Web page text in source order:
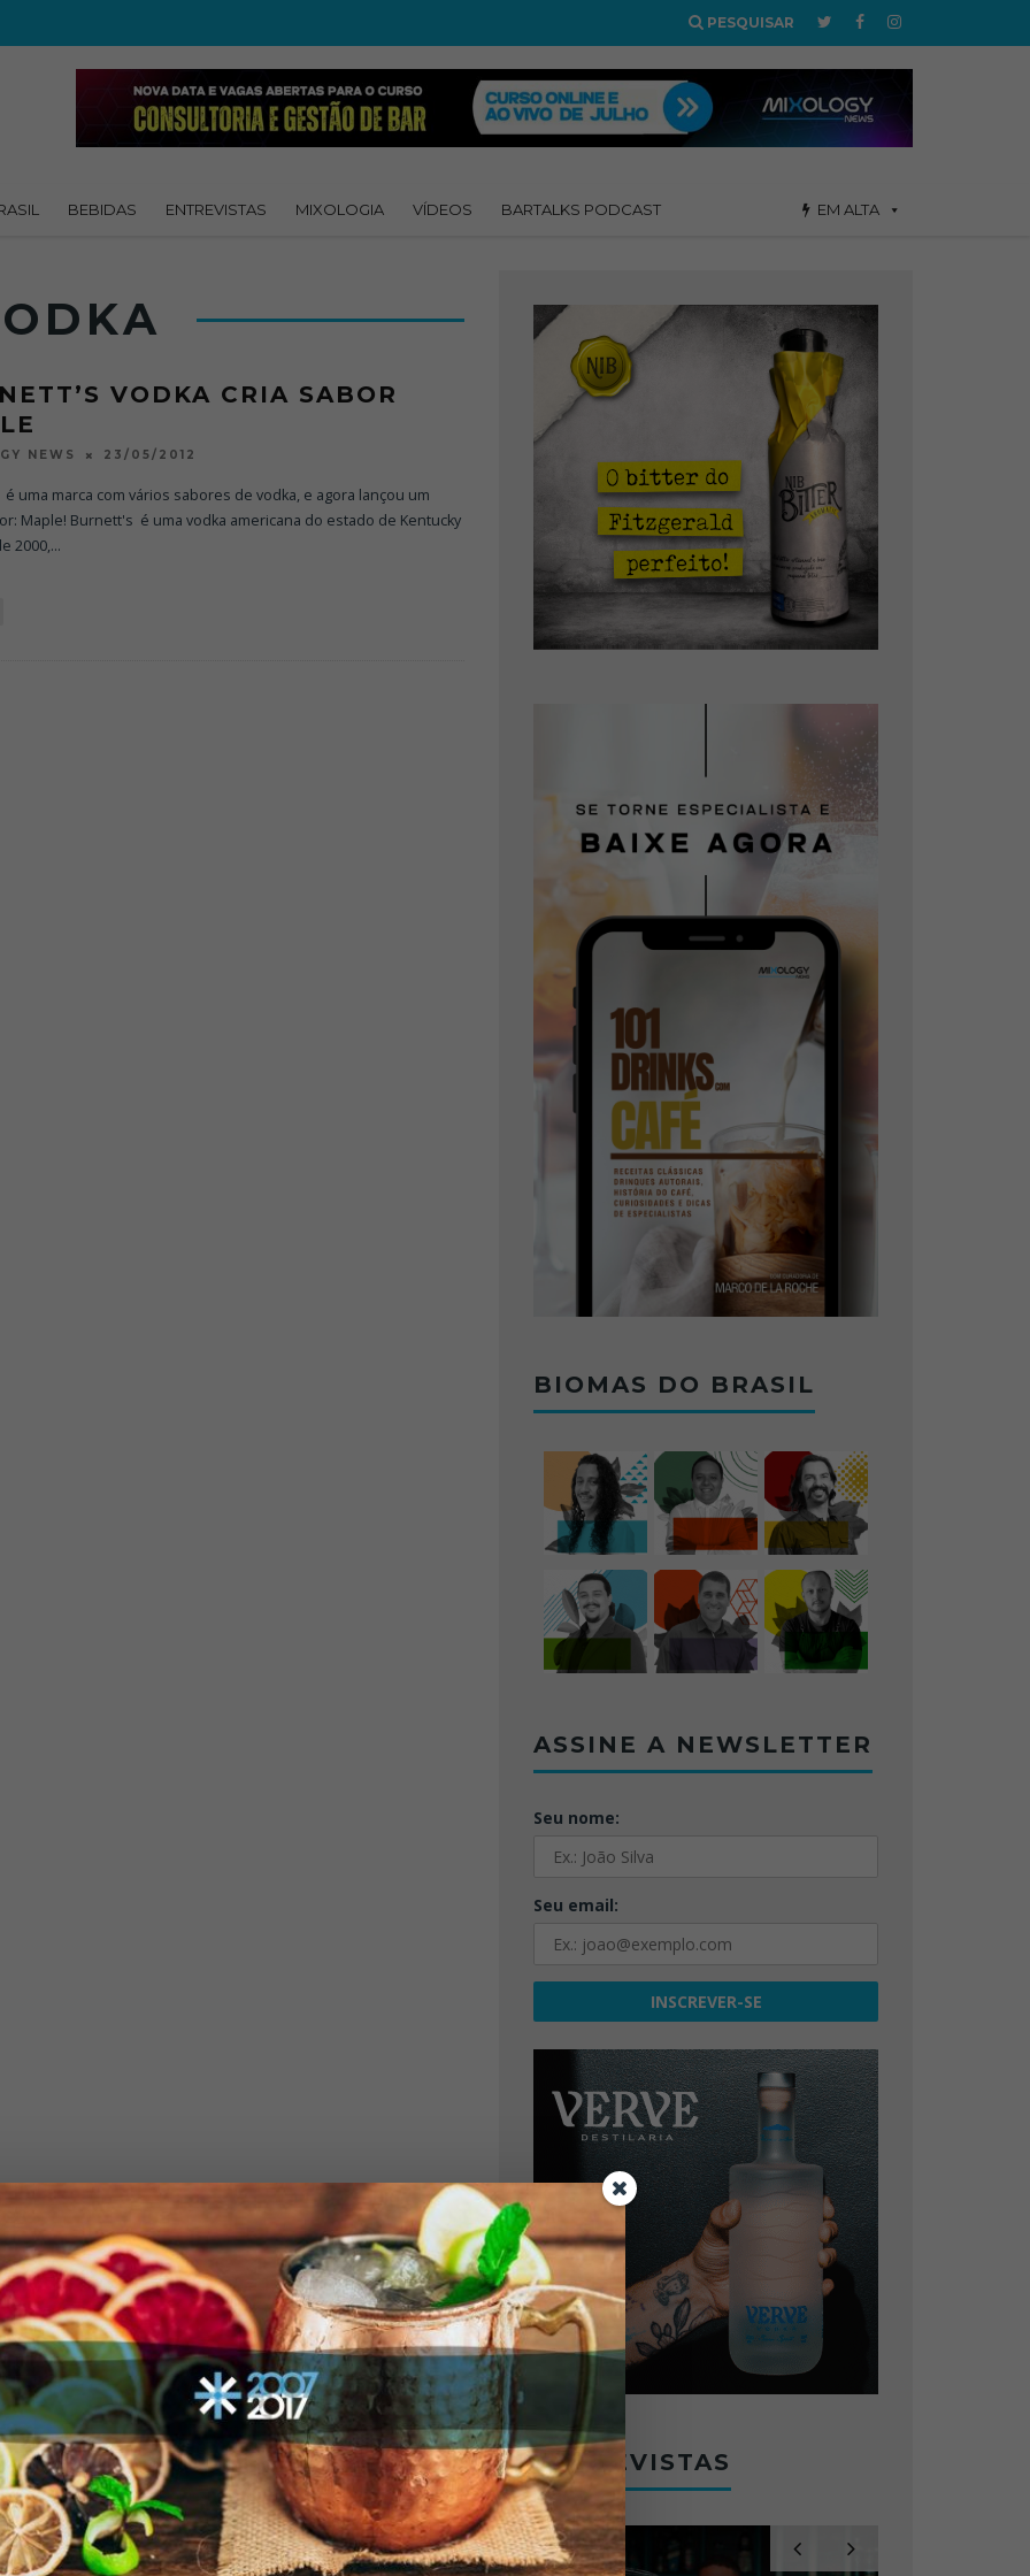
PESQUISAR
BEBIDAS ENTREVISTAS MIXOLOGIA VÍDEOS BARTALKS PODCAST EM ALTA
VODKA CRIA SABOR
NEWS 23/05/2012
uma marca com vários sabores de vodka, e agora lançou um
Maple! Burnett's é uma vodka americana do estado de Kentucky
2000,...
BIOMAS DO BRASIL
ASSINE A NEWSLETTER
Seu nome:
Seu email:
ENTREVISTAS